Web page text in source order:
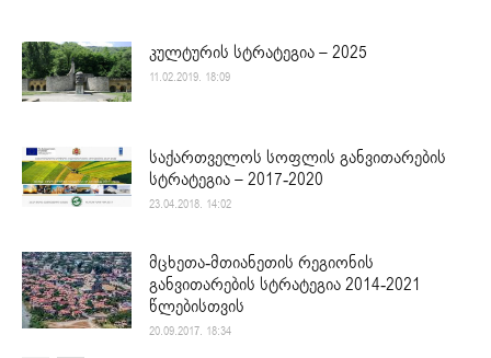
კულტურის სტრატეგია – 2025
11.02.2019. 18:09
საქართველოს სოფლის განვითარების
სტრატეგია – 2017-2020
23.04.2018. 14:02
მცხეთა-მთიანეთის რეგიონის
განვითარების სტრატეგია 2014-2021
წლებისთვის
20.09.2017. 18:34